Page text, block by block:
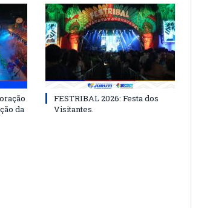
da
FESTRIBAL 2026: Festa dos
Visitantes.